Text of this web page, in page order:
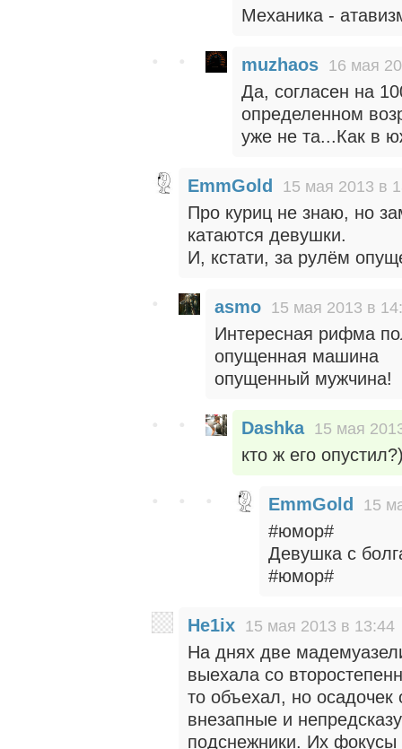
Механика -
muzhaos 16 мая
Да, согласен на
определенном
уже не та...Как в
EmmGold 15 мая 2013 в
Про куриц не знаю, но
катаются девушки.
И, кстати, за рулём
asmo 15 мая 2013 в
Интересная рифма
опущенная машина
опущенный мужчина!
Dashka 15 мая
кто ж его
EmmGold 15
#юмор#
Девушка с
#юмор#
He1ix 15 мая 2013 в 13:44
На днях две
выехала со
то объехал, но
внезапные и
подснежники. Их